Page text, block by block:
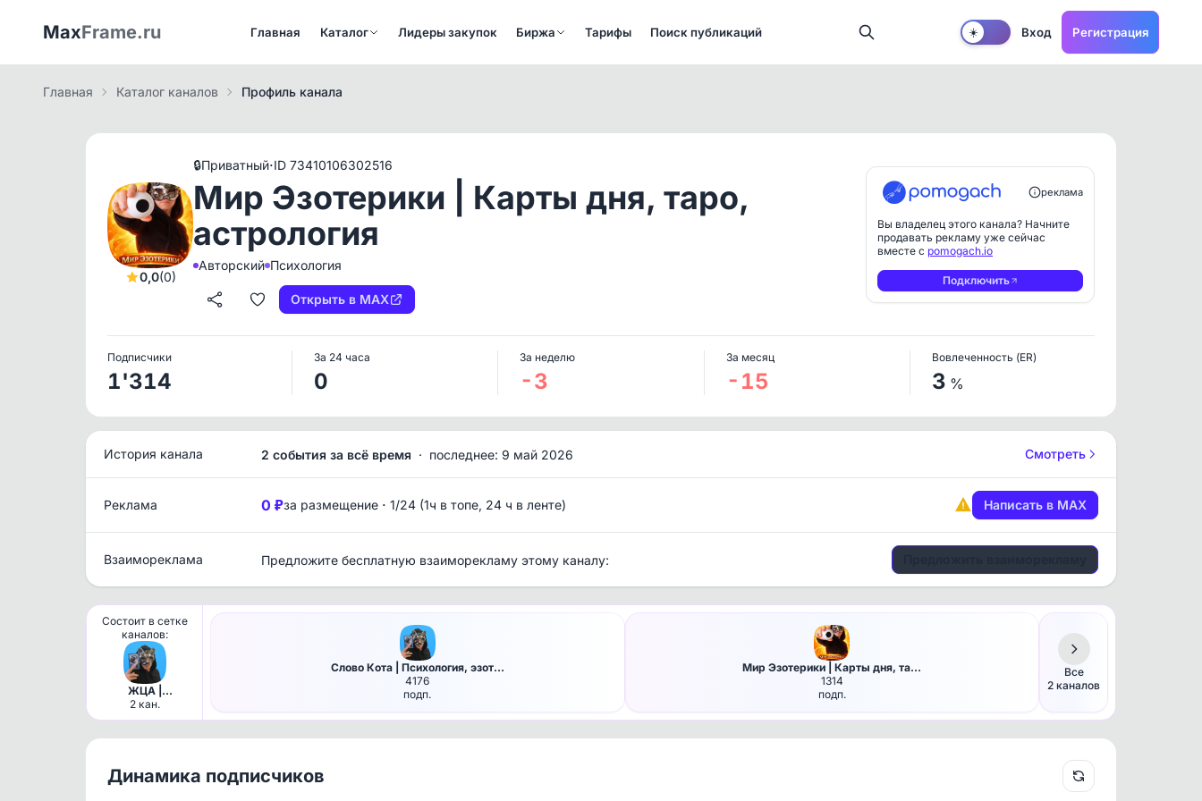
MaxFrame.ru Главная Каталог Лидеры закупок Биржа Тарифы Поиск публикаций ☀️ Вход Регистрация
Главная Каталог каналов Профиль канала
0,0(0)
🔒Приватный·ID 73410106302516
Мир Эзотерики | Карты дня, таро,
астрология
Авторский Психология
Открыть в MAX
реклама
Вы владелец этого канала? Начните
продавать рекламу уже сейчас
вместе с pomogach.io
Подключить
Подписчики
1'314
За 24 часа
0
За неделю
-3
За месяц
-15
Вовлеченность (ER)
3 %
История канала 2 события за всё время · последнее: 9 май 2026 Смотреть
Реклама 0 ₽за размещение · 1/24 (1ч в топе, 24 ч в ленте) Написать в MAX
Взаимореклама Предложите бесплатную взаиморекламу этому каналу:
Состоит в сетке
каналов:
ЖЦА |
Психология,
эзотерика и
2 кан.
Слово Кота | Психология, эзот…
4176
подп.
Мир Эзотерики | Карты дня, та…
1314
подп.
Все
2 каналов
Динамика подписчиков